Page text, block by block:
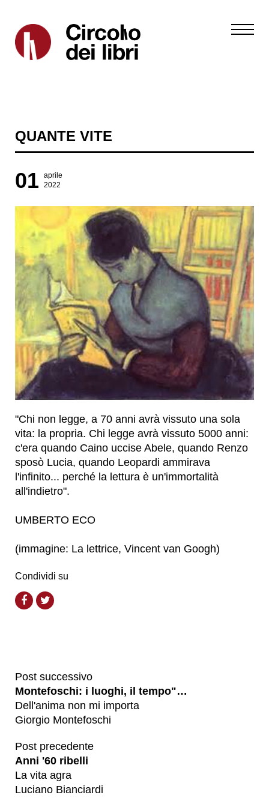
QUANTE VITE
01
aprile
2022
"Chi non legge, a 70 anni avrà vissuto una sola
vita: la propria. Chi legge avrà vissuto 5000 anni:
c'era quando Caino uccise Abele, quando Renzo
sposò Lucia, quando Leopardi ammirava
l'infinito... perché la lettura è un'immortalità
all'indietro".
UMBERTO ECO
(immagine: La lettrice, Vincent van Googh)
Condividi su
Post successivo
Montefoschi: i luoghi, il tempo"…
Dell'anima non mi importa
Giorgio Montefoschi
Post precedente
Anni '60 ribelli
La vita agra
Luciano Bianciardi